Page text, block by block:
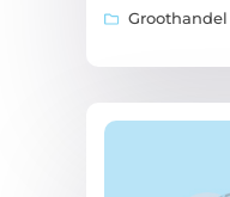
Groothandel